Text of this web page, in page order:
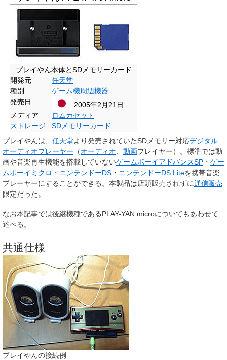
プレイやん本体とSDメモリーカード
開発元
任天堂
種別
ゲーム機周辺機器
発売日
2005年2月21日
メディア
ロムカセット
ストレージ
SDメモリーカード
プレイやんは、 任天堂より発売されていたSDメモリー対応デジタル
オーディオプレーヤー （オーディオ 動画プレイヤー）。標準では動
画や音楽再生機能を搭載していないゲームボーイアドバンスSP ・ ゲー
ムボーイミクロ ・ ニンテンドーDS ・ ニンテンドーDS Liteを携帯音楽
プレーヤーにすることができる。本製品は店頭販売されずに通信販売
限定だった。
なお本記事では後継機種であるPLAY-YAN microについてもあわせて
述べる。
共通仕様
プレイやんの接続例